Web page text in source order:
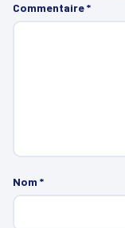
Commentaire*
Nom *